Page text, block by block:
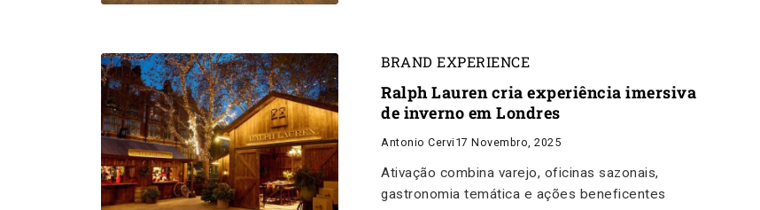
BRAND EXPERIENCE
Ralph Lauren cria experiência imersiva
de inverno em Londres
Antonio Cervi 17 Novembro, 2025
Ativação combina varejo, oficinas sazonais,
gastronomia temática e ações beneficentes